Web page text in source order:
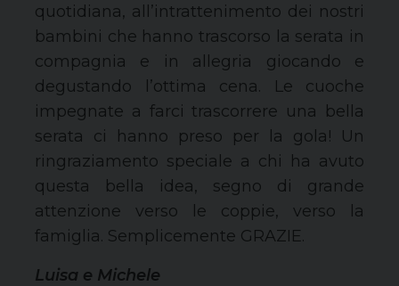
quotidiana, all’intrattenimento dei nostri
bambini che hanno trascorso la serata in
compagnia e in allegria giocando e
degustando l’ottima cena. Le cuoche
impegnate a farci trascorrere una bella
serata ci hanno preso per la gola! Un
ringraziamento speciale a chi ha avuto
questa bella idea, segno di grande
attenzione verso le coppie, verso la
famiglia. Semplicemente GRAZIE.
Luisa e Michele